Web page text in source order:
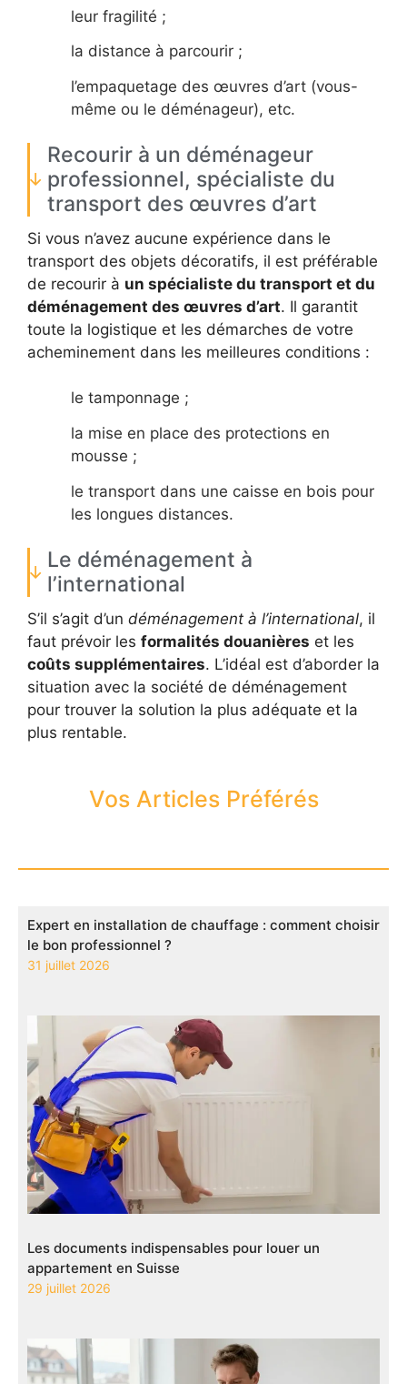
leur fragilité ;
la distance à parcourir ;
l’empaquetage des œuvres d’art (vous-
même ou le déménageur), etc.
Recourir à un déménageur
professionnel, spécialiste du
transport des œuvres d’art
Si vous n’avez aucune expérience dans le
transport des objets décoratifs, il est préférable
de recourir à un spécialiste du transport et du
déménagement des œuvres d’art. Il garantit
toute la logistique et les démarches de votre
acheminement dans les meilleures conditions :
le tamponnage ;
la mise en place des protections en
mousse ;
le transport dans une caisse en bois pour
les longues distances.
Le déménagement à
l’international
S’il s’agit d’un déménagement à l’international, il
faut prévoir les formalités douanières et les
coûts supplémentaires. L’idéal est d’aborder la
situation avec la société de déménagement
pour trouver la solution la plus adéquate et la
plus rentable.
Vos Articles Préférés
Expert en installation de chauffage : comment choisir
le bon professionnel ?
31 juillet 2026
Les documents indispensables pour louer un
appartement en Suisse
29 juillet 2026